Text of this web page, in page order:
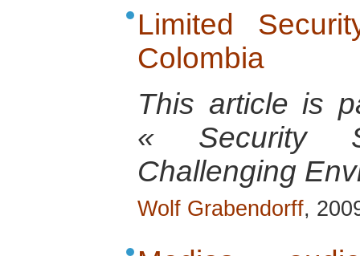
Limited
Colombia
This article is
« Security
Challenging
Wolf Grabendorff,